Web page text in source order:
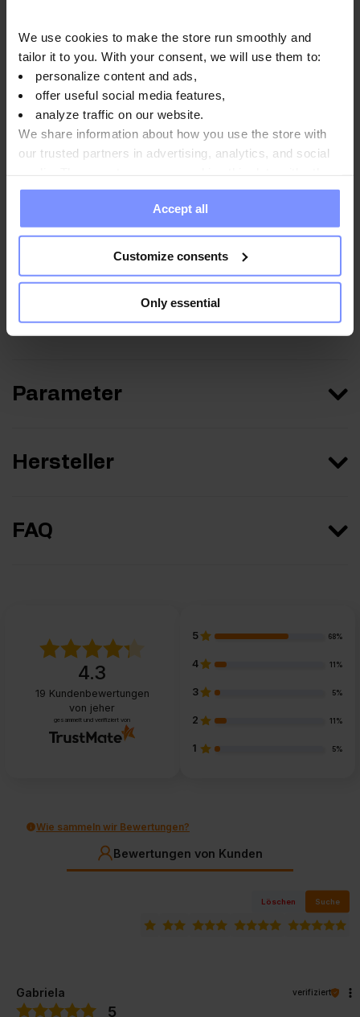
We use cookies to make the store run smoothly and
tailor it to you. With your consent, we will use them to:
personalize content and ads,
offer useful social media features,
analyze traffic on our website.
We share information about how you use the store with
our trusted partners in advertising, analytics, and social
information you have provided to them or that they have
collected when you use their services. Do you agree?
Accept all
Customize consents
Only essential
OstroVit Bulletproof Kaffee - Bestimmung des
schwermetallgehalts 09.01.2026
OstroVit Bulletproof Kaffee - Mikrobiologische analyse
Anwendungsweise
Nährwertinformationen
Parameter
Hersteller
FAQ
4.3
19 Kundenbewertungen
von jeher
gesammelt und verifiziert von
5 68%
4 11%
3 5%
2 11%
1 5%
Wie sammeln wir Bewertungen?
Bewertungen von Kunden
Löschen Suche
Gabriela verifiziert
5